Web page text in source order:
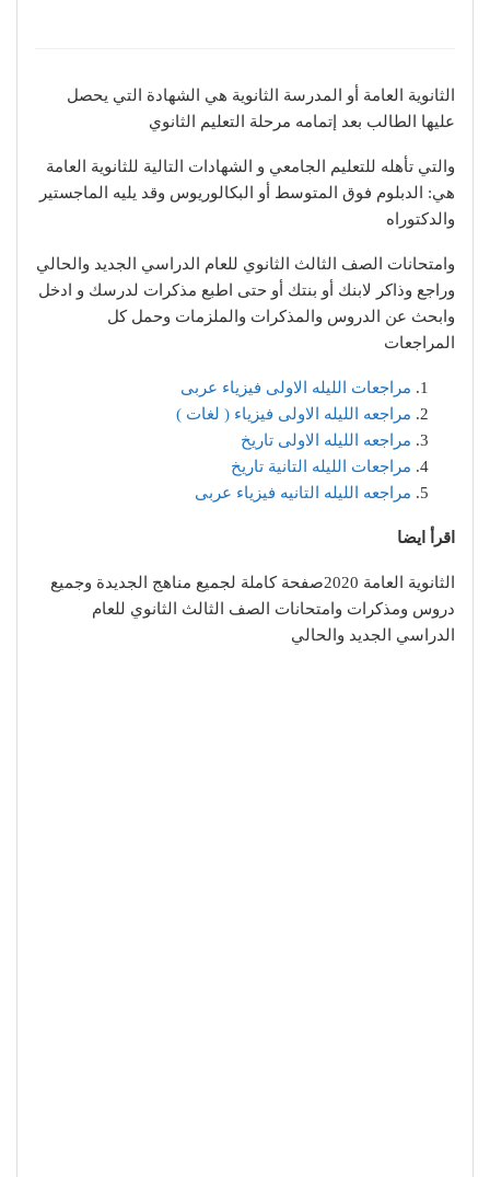
الثانوية العامة أو المدرسة الثانوية هي الشهادة التي يحصل
عليها الطالب بعد إتمامه مرحلة التعليم الثانوي
والتي تأهله للتعليم الجامعي و الشهادات التالية للثانوية العامة
هي: الدبلوم فوق المتوسط أو البكالوريوس وقد يليه الماجستير
والدكتوراه
وامتحانات الصف الثالث الثانوي للعام الدراسي الجديد والحالي
وراجع وذاكر لابنك أو بنتك أو حتى اطبع مذكرات لدرسك و ادخل
وابحث عن الدروس والمذكرات والملزمات وحمل كل
المراجعات
مراجعات الليله الاولى فيزياء عربى
مراجعه الليله الاولى فيزياء ( لغات )
مراجعه الليله الاولى تاريخ
مراجعات الليله التانية تاريخ
مراجعه الليله التانيه فيزياء عربى
اقرأ ايضا
الثانوية العامة 2020صفحة كاملة لجميع مناهج الجديدة وجميع
دروس ومذكرات وامتحانات الصف الثالث الثانوي للعام
الدراسي الجديد والحالي